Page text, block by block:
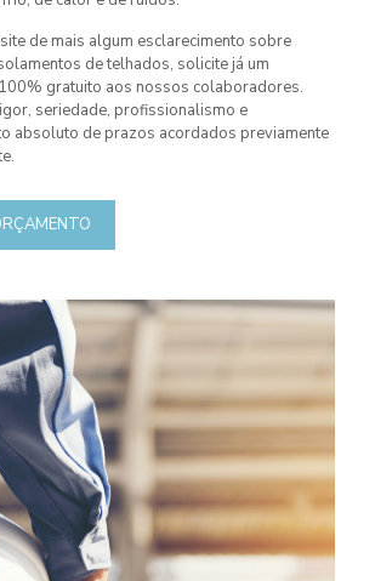
de mais algum esclarecimento sobre
de telhados, solicite já um
gratuito aos nossos colaboradores.
seriedade, profissionalismo e
absoluto de prazos acordados previamente